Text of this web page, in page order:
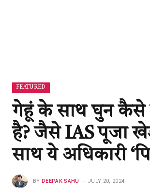
FEATURED
गेहूं के साथ घुन कैसे
है? जैसे IAS पूजा
साथ ये अधिकारी
BY DEEPAK SAHU JULY 20, 2024